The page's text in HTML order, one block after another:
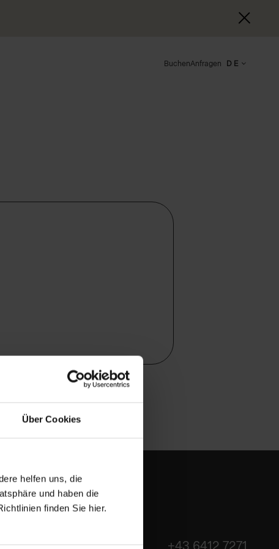
Über Cookies
helfen uns, die
und haben die
finden Sie hier.
BuchenAnfragen DE
+43 6412 7271